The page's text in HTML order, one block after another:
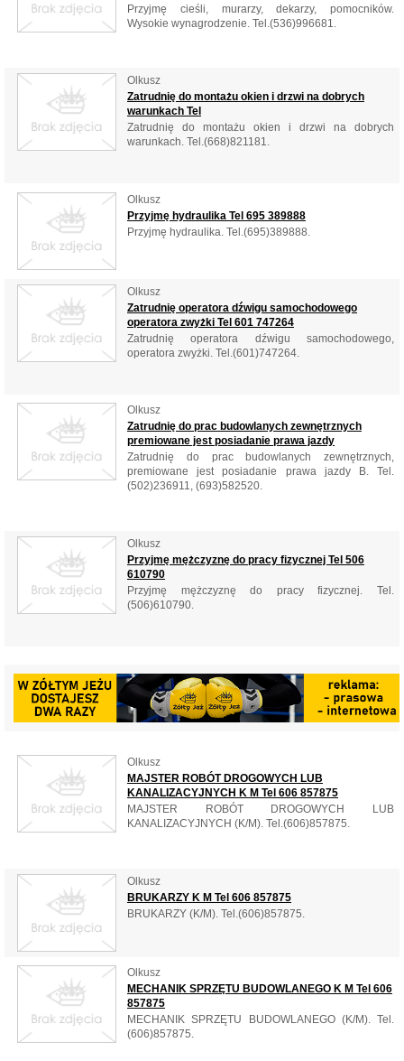
Przyjmę cieśli, murarzy, dekarzy, pomocników.
Wysokie wynagrodzenie. Tel.(536)996681.
Olkusz
Zatrudnię do montażu okien i drzwi na dobrych
warunkach Tel
Zatrudnię do montażu okien i drzwi na dobrych
warunkach. Tel.(668)821181.
Olkusz
Przyjmę hydraulika Tel 695 389888
Przyjmę hydraulika. Tel.(695)389888.
Olkusz
Zatrudnię operatora dźwigu samochodowego
operatora zwyżki Tel 601 747264
Zatrudnię operatora dźwigu samochodowego,
operatora zwyżki. Tel.(601)747264.
Olkusz
Zatrudnię do prac budowlanych zewnętrznych
premiowane jest posiadanie prawa jazdy
Zatrudnię do prac budowlanych zewnętrznych,
premiowane jest posiadanie prawa jazdy B. Tel.
(502)236911, (693)582520.
Olkusz
Przyjmę mężczyznę do pracy fizycznej Tel 506
610790
Przyjmę mężczyznę do pracy fizycznej. Tel.
(506)610790.
Olkusz
MAJSTER ROBÓT DROGOWYCH LUB
KANALIZACYJNYCH K M Tel 606 857875
MAJSTER ROBÓT DROGOWYCH LUB
KANALIZACYJNYCH (K/M). Tel.(606)857875.
Olkusz
BRUKARZY K M Tel 606 857875
BRUKARZY (K/M). Tel.(606)857875.
Olkusz
MECHANIK SPRZĘTU BUDOWLANEGO K M Tel 606
857875
MECHANIK SPRZĘTU BUDOWLANEGO (K/M). Tel.
(606)857875.